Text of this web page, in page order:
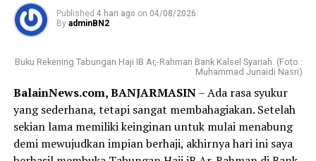
Published 4 hari ago on 04/08/2026
By adminBN2
Buku Rekening Tabungan Haji IB Ar,-Rahman Bank Kalsel Syariah. (Foto :
Muhammad Junaidi Nasri)
BalainNews.com, BANJARMASIN– Ada rasa syukur
yang sederhana, tetapi sangat membahagiakan. Setelah
sekian lama memiliki keinginan untuk mulai menabung
demi mewujudkan impian berhaji, akhirnya hari ini saya